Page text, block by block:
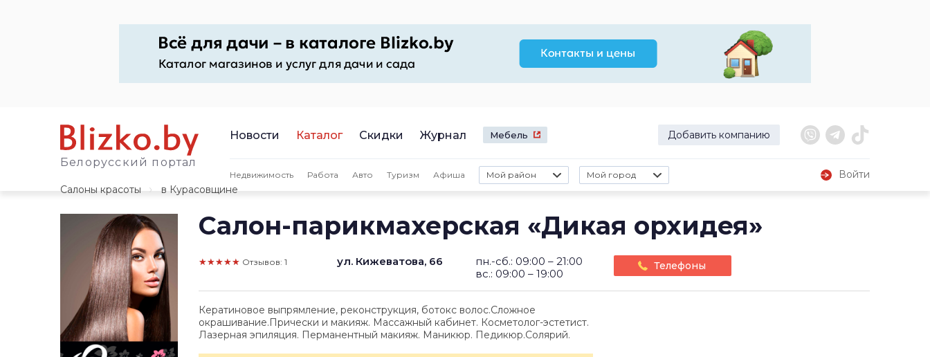
Белорусский портал
Новости Каталог Скидки Журнал Мебель Добавить компанию
Недвижимость Работа Авто Туризм Афиша Мой район Мой город
Войти
Салоны красоты
в Курасовщине
Салон-парикмахерская «Дикая орхидея»
★★★★★ Отзывов: 1 ул. Кижеватова, 66
пн.-сб.: 09:00 – 21:00
вс.: 09:00 – 19:00
Телефоны
Кератиновое выпрямление, реконструкция, ботокс волос.Сложное
окрашивание.Прически и макияж. Массажный кабинет. Косметолог-эстетист.
Лазерная эпиляция. Перманентный макияж. Маникюр. Педикюр.Солярий.